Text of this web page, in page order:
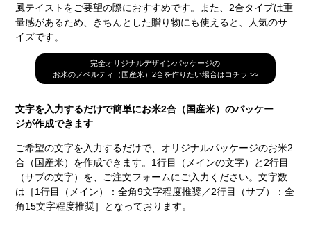
風テイストをご要望の際におすすめです。また、2合タイプは重
量感があるため、きちんとした贈り物にも使えると、人気のサ
イズです。
完全オリジナルデザインパッケージの
お米のノベルティ（国産米）2合を作りたい場合はコチラ >>
文字を入力するだけで簡単にお米2合（国産米）のパッケー
ジが作成できます
ご希望の文字を入力するだけで、オリジナルパッケージのお米2
合（国産米）を作成できます。1行目（メインの文字）と2行目
（サブの文字）を、ご注文フォームにご入力ください。文字数
は［1行目（メイン）：全角9文字程度推奨／2行目（サブ）：全
角15文字程度推奨］となっております。